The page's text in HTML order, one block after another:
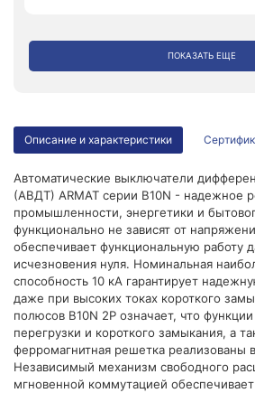
ПОКАЗАТЬ ЕЩЕ
Описание и характеристики
Автоматические выключатели
(АВДТ) ARMAT серии B10N - надежное
промышленности, энергетики и
функционально не зависят от
обеспечивает функциональную работу
исчезновения нуля. Номинальная
способность 10 кА гарантирует
даже при высоких токах короткого
полюсов B10N 2P означает, что
перегрузки и короткого замыкания, а
ферромагнитная решетка реализованы
Независимый механизм свободного
мгновенной коммутацией